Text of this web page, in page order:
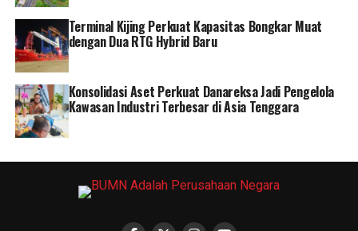
Terminal Kijing Perkuat Kapasitas Bongkar Muat
dengan Dua RTG Hybrid Baru
Konsolidasi Aset Perkuat Danareksa Jadi Pengelola
Kawasan Industri Terbesar di Asia Tenggara